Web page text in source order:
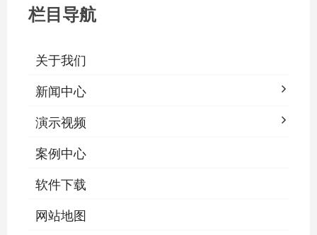
栏目导航
关于我们
新闻中心
演示视频
案例中心
软件下载
网站地图